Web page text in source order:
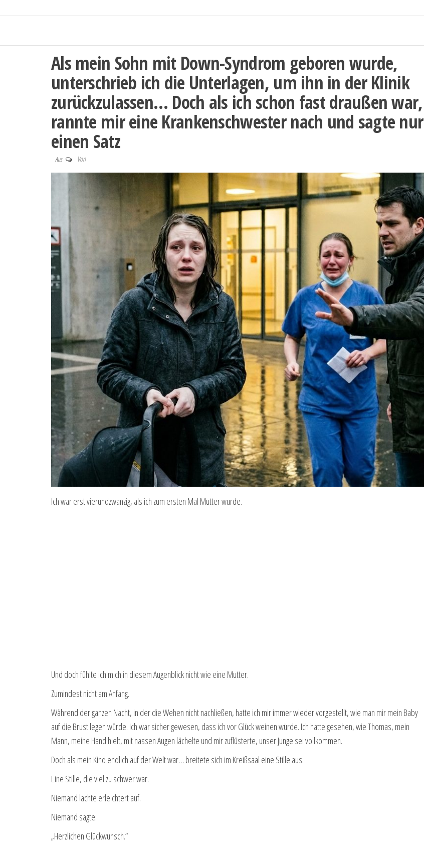
Als mein Sohn mit Down-Syndrom geboren wurde,
unterschrieb ich die Unterlagen, um ihn in der Klinik
zurückzulassen… Doch als ich schon fast draußen war,
rannte mir eine Krankenschwester nach und sagte nur
einen Satz
Aus Von
Ich war erst vierundzwanzig, als ich zum ersten Mal Mutter wurde.
Und doch fühlte ich mich in diesem Augenblick nicht wie eine Mutter.
Zumindest nicht am Anfang.
Während der ganzen Nacht, in der die Wehen nicht nachließen, hatte ich mir immer wieder vorgestellt, wie man mir mein Baby
auf die Brust legen würde. Ich war sicher gewesen, dass ich vor Glück weinen würde. Ich hatte gesehen, wie Thomas, mein
Mann, meine Hand hielt, mit nassen Augen lächelte und mir zuflüsterte, unser Junge sei vollkommen.
Doch als mein Kind endlich auf der Welt war… breitete sich im Kreißsaal eine Stille aus.
Eine Stille, die viel zu schwer war.
Niemand lachte erleichtert auf.
Niemand sagte:
„Herzlichen Glückwunsch.“